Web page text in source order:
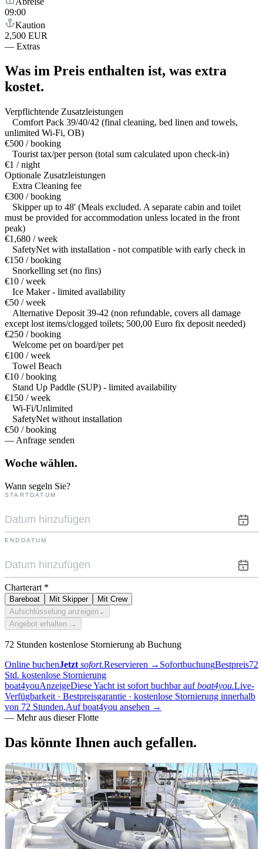
09:00
Kaution
2,500 EUR
— Extras
Was im Preis enthalten ist, was extra
kostet.
Verpflichtende Zusatzleistungen
Comfort Pack 39/40/42 (final cleaning, bed linen and towels,
unlimited Wi-Fi, OB)
€500 / booking
Tourist tax/per person (total sum calculated upon check-in)
€1 / night
Optionale Zusatzleistungen
Extra Cleaning fee
€300 / booking
Skipper up to 48' (Meals excluded. A separate cabin and toilet
must be provided for accommodation unless located in the front
peak)
€1,680 / week
SafetyNet with installation - not compatible with early check in
€150 / booking
Snorkelling set (no fins)
€10 / week
Ice Maker - limited availability
€50 / week
Alternative Deposit 39-42 (non refundable, covers all damage
except lost items/clogged toilets; 500,00 Euro fix deposit needed)
€250 / booking
Welcome pet on board/per pet
€100 / week
Towel Beach
€10 / booking
Stand Up Paddle (SUP) - limited availability
€150 / week
Wi-Fi/Unlimited
SafetyNet without installation
€50 / booking
— Anfrage senden
Woche wählen.
Wann segeln Sie?
STARTDATUM
ENDDATUM
Charterart *
Bareboat Mit Skipper
Mit Crew
Aufschlüsselung anzeigen ⌄
Angebot erhalten →
72 Stunden kostenlose Stornierung ab Buchung
Online buchenJetzt sofort.Reservieren → SofortbuchungBestpreis72
Std. kostenlose Stornierung
boat4youAnzeigeDiese Yacht ist sofort buchbar auf boat4you.Live-
Verfügbarkeit · Bestpreisgarantie · kostenlose Stornierung innerhalb
von 72 Stunden.Auf boat4you ansehen →
— Mehr aus dieser Flotte
Das könnte Ihnen auch gefallen.